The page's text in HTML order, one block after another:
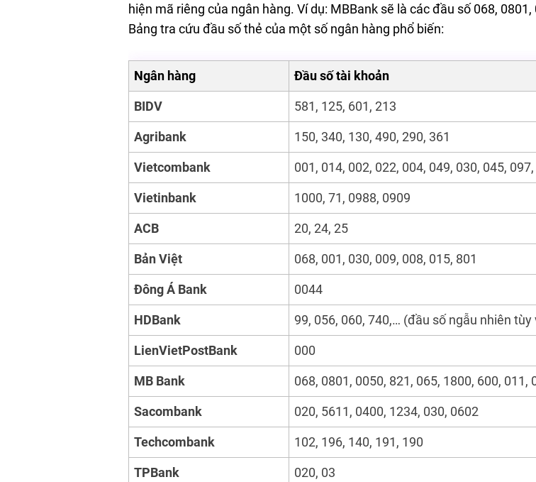
hiện mã riêng của ngân hàng. Ví dụ: MBBank sẽ là các đầu số 068,
Bảng tra cứu đầu số thẻ của một số ngân hàng phổ biến:
Ngân hàng Đầu số tài khoản
BIDV 581, 125, 601, 213
Agribank 150, 340, 130, 490, 290, 361
Vietcombank 001, 014, 002, 022, 004, 049, 030, 045,
Vietinbank 1000, 71, 0988, 0909
ACB 20, 24, 25
Bản Việt 068, 001, 030, 009, 008, 015, 801
Đông Á Bank 0044
HDBank 99, 056, 060, 740,… (đầu số ngẫu nhiên
LienVietPostBank 000
MB Bank 068, 0801, 0050, 821, 065, 1800, 600, 011,
Sacombank 020, 5611, 0400, 1234, 030, 0602
Techcombank 102, 196, 140, 191, 190
TPBank 020, 03